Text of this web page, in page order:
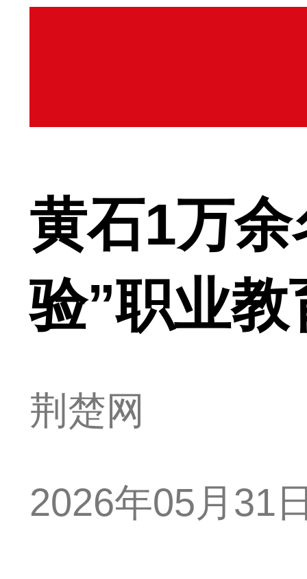
黄石1万
验”职业教
荆楚网
2026年05月31